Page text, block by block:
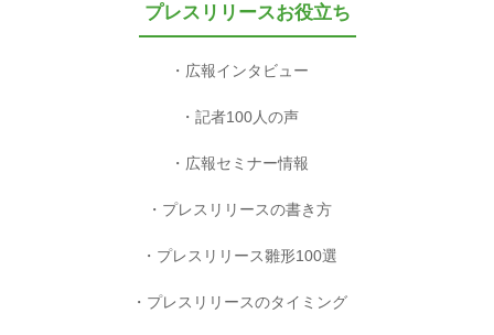
プレスリリースお役立ち
広報インタビュー
記者100人の声
広報セミナー情報
プレスリリースの書き方
プレスリリース雛形100選
プレスリリースのタイミング